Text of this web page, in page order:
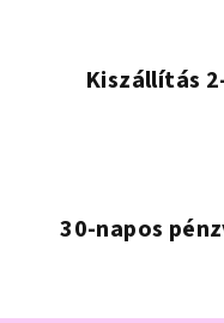
Kiszállítás
30-napos